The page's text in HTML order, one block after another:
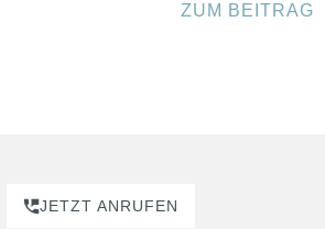
ZUM BEITRAG
JETZT ANRUFEN